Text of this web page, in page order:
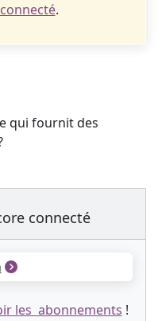
connecté.
qui fournit des
connecté
les abonnements !